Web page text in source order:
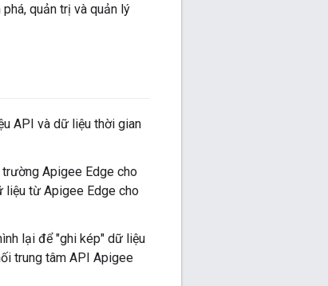
quản trị và quản lý
API và dữ liệu thời gian
Apigee Edge cho
liệu từ Apigee Edge cho
lại để "ghi kép" dữ liệu
trung tâm API Apigee